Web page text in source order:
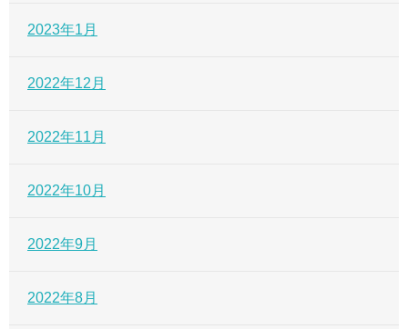
2023年1月
2022年12月
2022年11月
2022年10月
2022年9月
2022年8月